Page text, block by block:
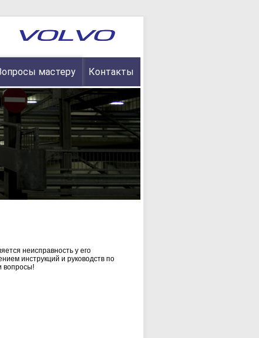
мастеру Контакты
неисправность у его
инструкций и руководств по
вопросы!